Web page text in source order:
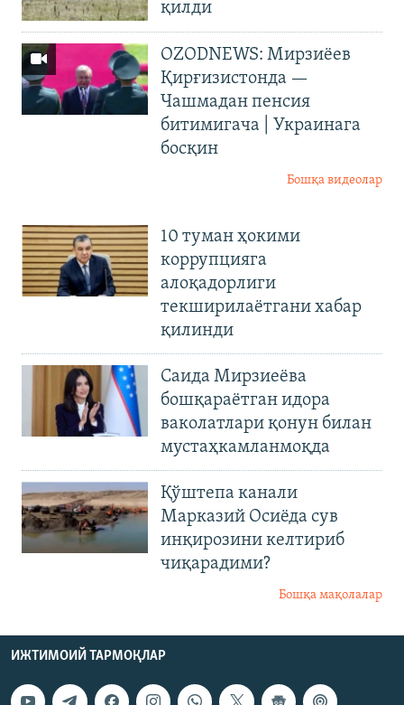
қилди
OZODNEWS: Мирзиёев
Қирғизистонда —
Чашмадан пенсия
битимигача | Украинага
босқин
Бошқа видеолар
10 туман ҳокими
коррупцияга
алоқадорлиги
текширилаётгани хабар
қилинди
Саида Мирзиеёва
бошқараётган идора
ваколатлари қонун билан
мустаҳкамланмоқда
Қўштепа канали
Марказий Осиёда сув
инқирозини келтириб
чиқарадими?
Бошқа мақолалар
ИЖТИМОИЙ ТАРМОҚЛАР